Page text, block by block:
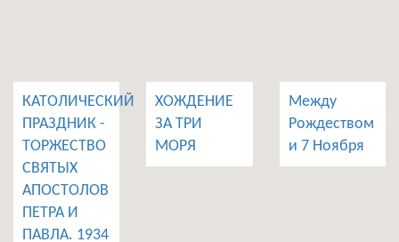
КАТОЛИЧЕСКИЙ
ПРАЗДНИК -
ТОРЖЕСТВО
СВЯТЫХ
АПОСТОЛОВ
ПЕТРА И
ПАВЛА. 1934
ХОЖДЕНИЕ
ЗА ТРИ
МОРЯ
Между
Рождеством
и 7 Ноября